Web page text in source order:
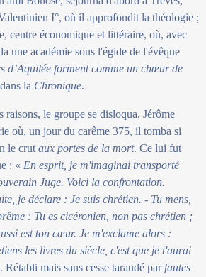
I°, où il approfondit la théologie ;
centre économique et littéraire, où, avec
une académie sous l'égide de l'évêque
d’Aquilée forment comme un chœur de
la Chronique.
raisons, le groupe se disloqua, Jérôme
où, un jour du carême 375, il tomba si
le crut aux portes de la mort. Ce lui fut
: « En esprit, je m'imaginai transporté
Juge. Voici la confrontation.
je déclare : Je suis chrétien. - Tu mens,
: Tu es cicéronien, non pas chrétien ;
est ton cœur. Je m'exclame alors :
les livres du siècle, c'est que je t'aurai
mais sans cesse taraudé par fautes